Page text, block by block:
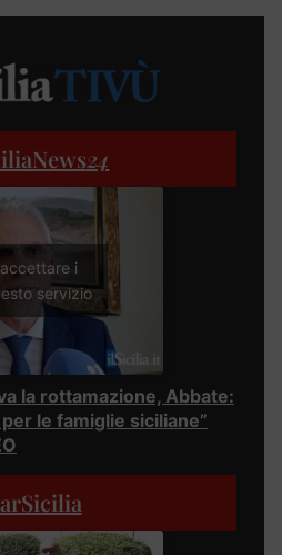
24
i
servizio
la rottamazione, Abbate:
le famiglie siciliane”